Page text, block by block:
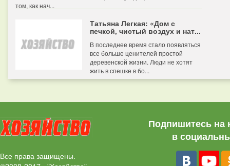
том, как нач...
Татьяна Легкая: «Дом с
печкой, чистый воздух и нат...
В последнее время стало появляться
все больше ценителей простой
деревенской жизни. Люди не хотят
жить в спешке в бо...
Все права защищены.
Подпишитесь на
в